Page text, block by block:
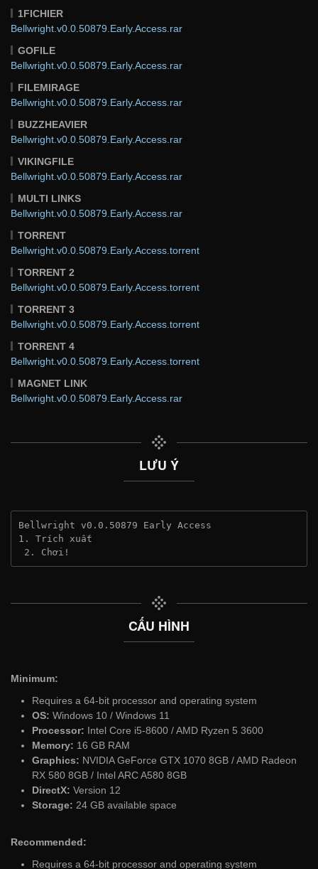
1FICHIER
Bellwright.v0.0.50879.Early.Access.rar
GOFILE
Bellwright.v0.0.50879.Early.Access.rar
FILEMIRAGE
Bellwright.v0.0.50879.Early.Access.rar
BUZZHEAVIER
Bellwright.v0.0.50879.Early.Access.rar
VIKINGFILE
Bellwright.v0.0.50879.Early.Access.rar
MULTI LINKS
Bellwright.v0.0.50879.Early.Access.rar
TORRENT
Bellwright.v0.0.50879.Early.Access.torrent
TORRENT 2
Bellwright.v0.0.50879.Early.Access.torrent
TORRENT 3
Bellwright.v0.0.50879.Early.Access.torrent
TORRENT 4
Bellwright.v0.0.50879.Early.Access.torrent
MAGNET LINK
Bellwright.v0.0.50879.Early.Access.rar
LƯU Ý
Bellwright v0.0.50879 Early Access
1. Trích xuất
2. Chơi!
CẤU HÌNH
Minimum:
Requires a 64-bit processor and operating system
OS: Windows 10 / Windows 11
Processor: Intel Core i5-8600 / AMD Ryzen 5 3600
Memory: 16 GB RAM
Graphics: NVIDIA GeForce GTX 1070 8GB / AMD Radeon
RX 580 8GB / Intel ARC A580 8GB
DirectX: Version 12
Storage: 24 GB available space
Recommended:
Requires a 64-bit processor and operating system